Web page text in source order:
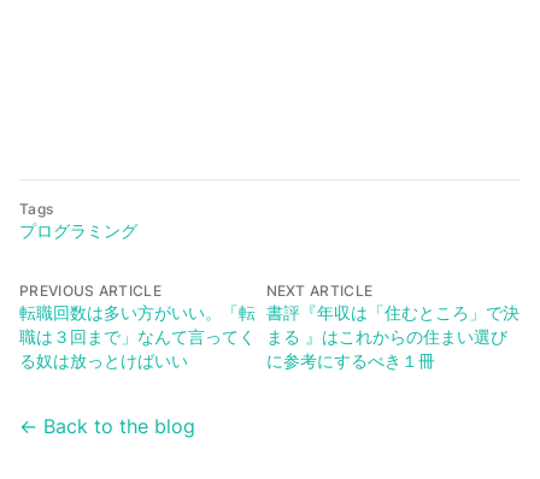
Tags
プログラミング
PREVIOUS ARTICLE
転職回数は多い方がいい。「転
職は３回まで」なんて言ってく
る奴は放っとけばいい
NEXT ARTICLE
書評『年収は「住むところ」で決
まる 』はこれからの住まい選び
に参考にするべき１冊
← Back to the blog